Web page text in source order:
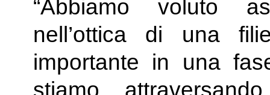
“Abbiamo voluto
nell’ottica di una
importante in una
stiamo